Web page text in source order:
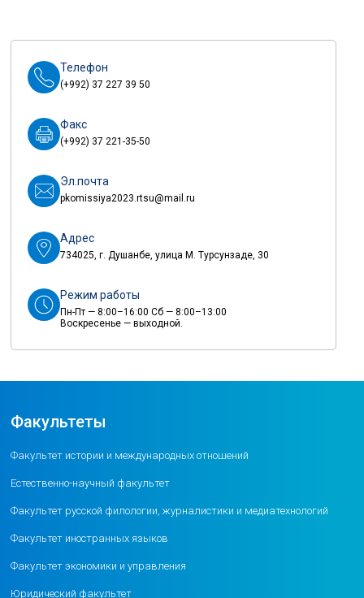
Телефон
(+992) 37 227 39 50
Факс
(+992) 37 221-35-50
Эл.почта
pkomissiya2023.rtsu@mail.ru
Адрес
734025, г. Душанбе, улица М. Турсунзаде, 30
Режим работы
Пн-Пт — 8:00–16:00 Сб — 8:00–13:00
Воскресенье — выходной.
Факультеты
Факультет истории и международных отношений
Естественно-научный факультет
Факультет русской филологии, журналистики и медиатехнологий
Факультет иностранных языков
Факультет экономики и управления
Юридический факультет